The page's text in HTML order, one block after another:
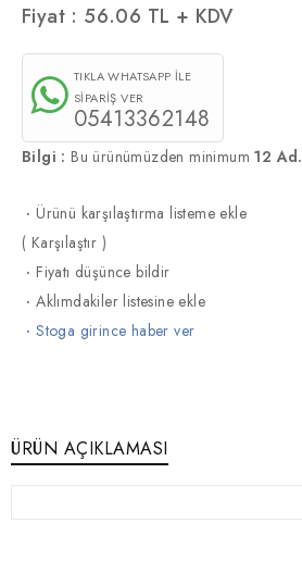
Fiyat : 56.06 TL + KDV
TIKLA WHATSAPP İLE
SİPARİŞ VER
05413362148
Bilgi : Bu ürünümüzden minimum12 Ad.
·Ürünü karşılaştırma listeme ekle
( Karşılaştır )
·Fiyatı düşünce bildir
·Aklımdakiler listesine ekle
·Stoga girince haber ver
ÜRÜN AÇIKLAMASI